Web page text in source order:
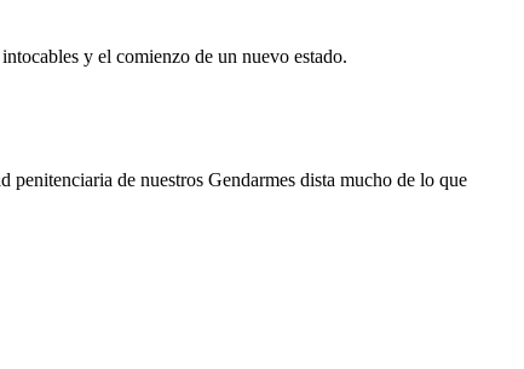
y el comienzo de un nuevo estado.
de nuestros Gendarmes dista mucho de lo que